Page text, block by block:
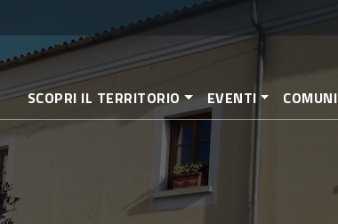
Direkt
Inhalt
SCOPRI IL TERRITORIO EVENTI COMUNI